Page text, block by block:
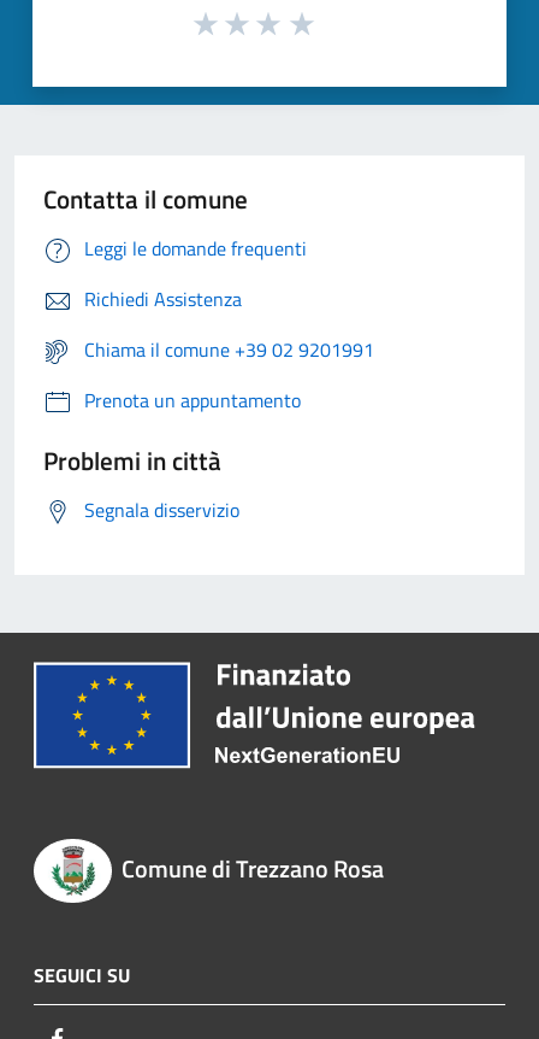
Contatta il comune
Leggi le domande frequenti
Richiedi Assistenza
Chiama il comune +39 02 9201991
Prenota un appuntamento
Problemi in città
Segnala disservizio
Comune di Trezzano Rosa
SEGUICI SU